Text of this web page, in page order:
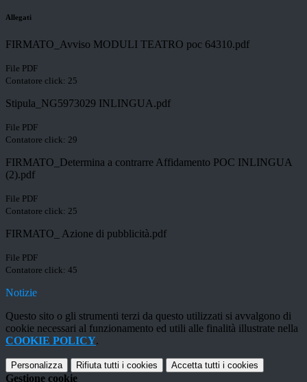
Allegati
FIRMATO_Avviso MODULI TEATRO poc 64310.pdf
File PDF
Contatore click: 25
Stipula_NG5973029 INLINGUA.pdf
File PDF
Contatore click: 29
FIRMATO_Determina a contrarre Affidamento POC INLINGUA
(2).pdf
File PDF
Contatore click: 25
FIRMATO_ Azione di pubblicità.pdf
File PDF
Contatore click: 45
Notizie
Questo sito o gli strumenti terzi da questo utilizzati si avvalgono di
cookie necessari al funzionamento ed utili alle finalità illustrate nella
COOKIE POLICY.
Personalizza Rifiuta tutti i cookies Accetta tutti i cookies
Gestione cookie